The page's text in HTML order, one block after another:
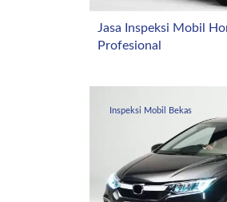
Jasa Inspeksi Mobil
Profesional
Inspeksi Mobil Bekas